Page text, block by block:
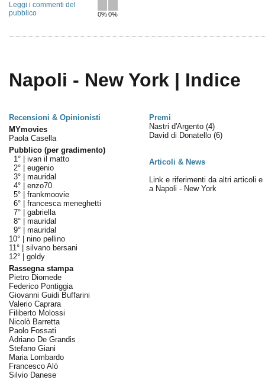
0%0%
Leggi i commenti del
pubblico
Napoli - New York | Indice
Recensioni & Opinionisti
Premi
MYmovies
Paola Casella
Pubblico (per gradimento)
1° | ivan il matto
2° | eugenio
3° | mauridal
4° | enzo70
5° | frankmoovie
6° | francesca meneghetti
7° | gabriella
8° | mauridal
9° | mauridal
10° | nino pellino
11° | silvano bersani
12° | goldy
Rassegna stampa
Pietro Diomede
Federico Pontiggia
Giovanni Guidi Buffarini
Valerio Caprara
Filiberto Molossi
Nicolò Barretta
Paolo Fossati
Adriano De Grandis
Stefano Giani
Maria Lombardo
Francesco Alò
Silvio Danese
Nastri d'Argento (4)
David di Donatello (6)
Articoli & News
Link e riferimenti da altri articoli e
a Napoli - New York